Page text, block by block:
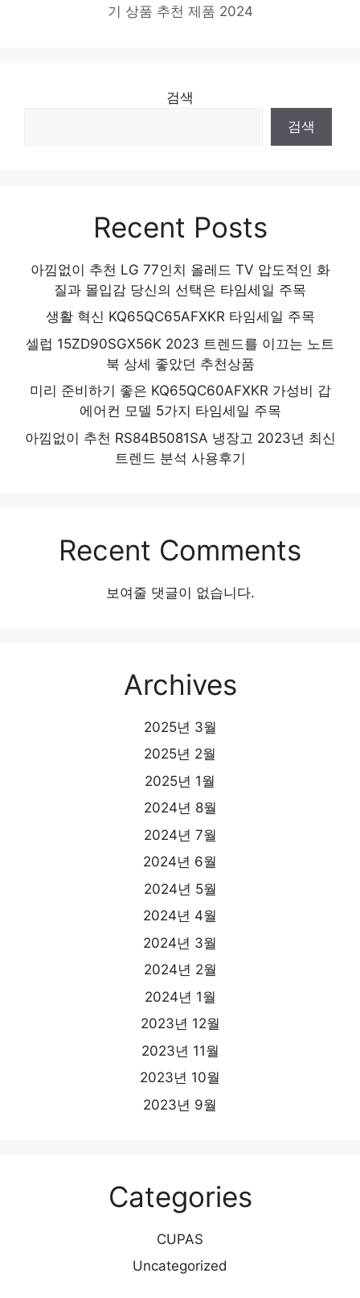
천 제품 2024
기 상품 추천 제품 2024
검색
검색
Recent Posts
아낌없이 추천 LG 77인치 올레드 TV 압도적인 화
질과 몰입감 당신의 선택은 타임세일 주목
생활 혁신 KQ65QC65AFXKR 타임세일 주목
셀럽 15ZD90SGX56K 2023 트렌드를 이끄는 노트
북 상세 좋았던 추천상품
미리 준비하기 좋은 KQ65QC60AFXKR 가성비 갑
에어컨 모델 5가지 타임세일 주목
아낌없이 추천 RS84B5081SA 냉장고 2023년 최신
트렌드 분석 사용후기
Recent Comments
보여줄 댓글이 없습니다.
Archives
2025년 3월
2025년 2월
2025년 1월
2024년 8월
2024년 7월
2024년 6월
2024년 5월
2024년 4월
2024년 3월
2024년 2월
2024년 1월
2023년 12월
2023년 11월
2023년 10월
2023년 9월
Categories
CUPAS
Uncategorized